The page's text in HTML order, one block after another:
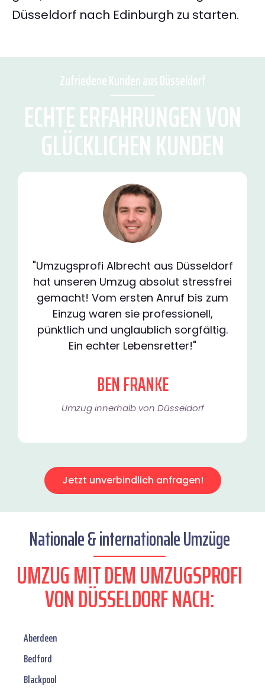
Düsseldorf nach Edinburgh zu starten.
Zufriedene Kunden aus Düsseldorf
ECHTE ERFAHRUNGEN VON
GLÜCKLICHEN KUNDEN
"Umzugsprofi Albrecht aus Düsseldorf
hat unseren Umzug absolut stressfrei
gemacht! Vom ersten Anruf bis zum
Einzug waren sie professionell,
pünktlich und unglaublich sorgfältig.
Ein echter Lebensretter!"
BEN FRANKE
Umzug innerhalb von Düsseldorf​
Jetzt unverbindlich anfragen!
Nationale & internationale Umzüge
UMZUG MIT DEM UMZUGSPROFI
VON DÜSSELDORF NACH:
Aberdeen
Bedford
Blackpool